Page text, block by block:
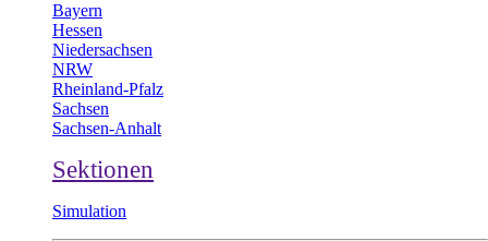
Bayern
Hessen
Niedersachsen
NRW
Rheinland-Pfalz
Sachsen
Sachsen-Anhalt
Sektionen
Simulation